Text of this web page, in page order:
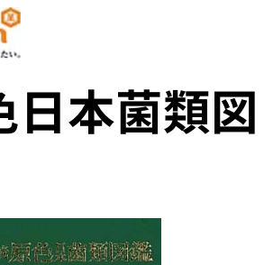
日本菌類図